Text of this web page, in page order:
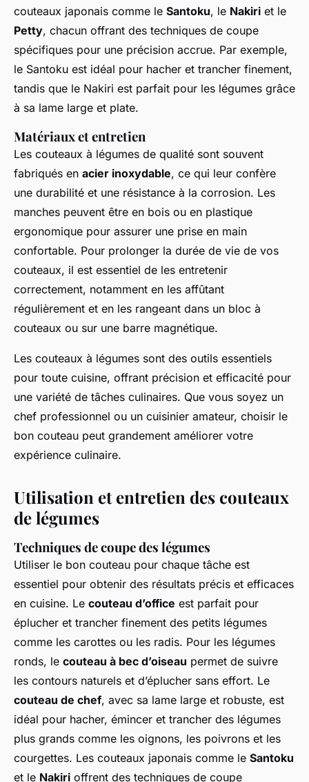
couteaux japonais comme le Santoku, le Nakiri et le
Petty, chacun offrant des techniques de coupe
spécifiques pour une précision accrue. Par exemple,
le Santoku est idéal pour hacher et trancher finement,
tandis que le Nakiri est parfait pour les légumes grâce
à sa lame large et plate.
Matériaux et entretien
Les couteaux à légumes de qualité sont souvent
fabriqués en acier inoxydable, ce qui leur confère
une durabilité et une résistance à la corrosion. Les
manches peuvent être en bois ou en plastique
ergonomique pour assurer une prise en main
confortable. Pour prolonger la durée de vie de vos
couteaux, il est essentiel de les entretenir
correctement, notamment en les affûtant
régulièrement et en les rangeant dans un bloc à
couteaux ou sur une barre magnétique.
Les couteaux à légumes sont des outils essentiels
pour toute cuisine, offrant précision et efficacité pour
une variété de tâches culinaires. Que vous soyez un
chef professionnel ou un cuisinier amateur, choisir le
bon couteau peut grandement améliorer votre
expérience culinaire.
Utilisation et entretien des couteaux
de légumes
Techniques de coupe des légumes
Utiliser le bon couteau pour chaque tâche est
essentiel pour obtenir des résultats précis et efficaces
en cuisine. Le couteau d’office est parfait pour
éplucher et trancher finement des petits légumes
comme les carottes ou les radis. Pour les légumes
ronds, le couteau à bec d’oiseau permet de suivre
les contours naturels et d’éplucher sans effort. Le
couteau de chef, avec sa lame large et robuste, est
idéal pour hacher, émincer et trancher des légumes
plus grands comme les oignons, les poivrons et les
courgettes. Les couteaux japonais comme le Santoku
et le Nakiri offrent des techniques de coupe